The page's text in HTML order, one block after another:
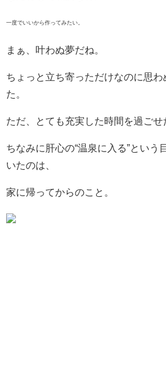
一度でいいから作ってみたい。
まぁ、叶わぬ夢だね。
ちょっと立ち寄っただけなのに思わ
た。
ただ、とても充実した時間を過ごせ
ちなみに肝心の“温泉に入る”という
いたのは、
家に帰ってからのこと。